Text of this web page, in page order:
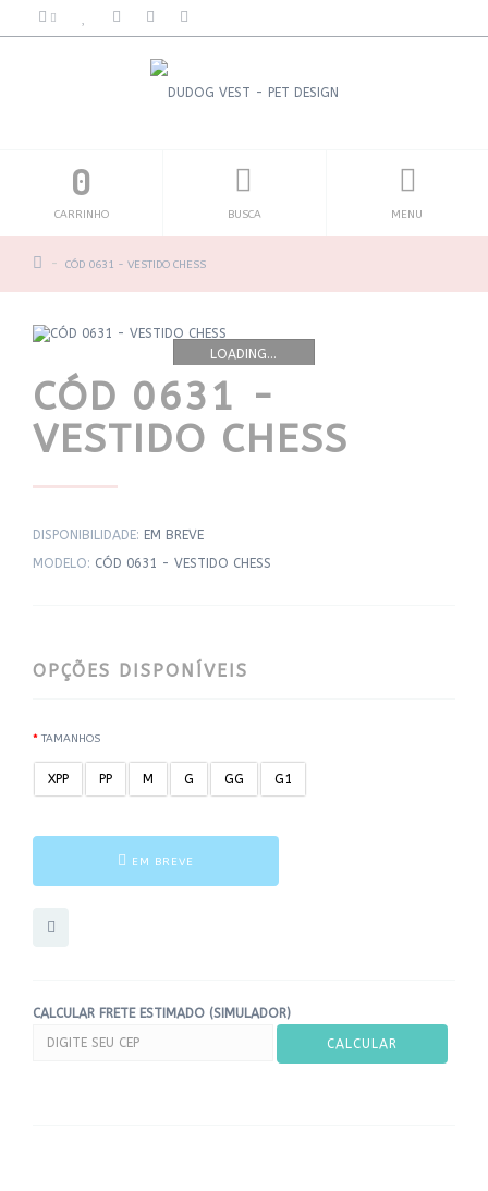
MENU
BUSCA
0
CARRINHO
CÓD 0631 - VESTIDO CHESS
LOADING...
CÓD 0631 -
VESTIDO CHESS
DISPONIBILIDADE: EM BREVE
MODELO: CÓD 0631 - VESTIDO CHESS
OPÇÕES DISPONÍVEIS
TAMANHOS
XPP PP M G GG G1
EM BREVE
CALCULAR FRETE ESTIMADO (SIMULADOR)